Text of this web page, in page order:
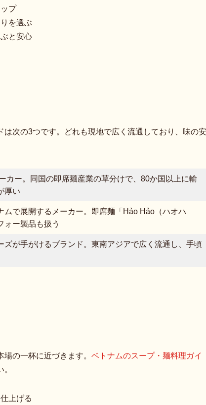
プ
を選ぶ
と安心
次の3つです。どれも現地で広く流通しており、味の安
カー。同国の即席麺産業の草分けで、80か国以上に輸
厚い
ムで展開するメーカー。即席麺「Hảo Hảo（ハオハ
ォー製品も扱う
ズが手がけるブランド。東南アジアで広く流通し、手頃
の一杯に近づきます。 ベトナムのスープ・麺料理ガイ
上げる